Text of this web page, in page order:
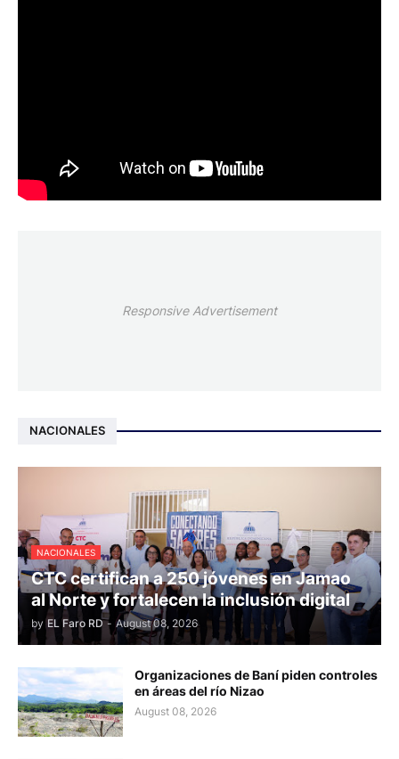
Responsive Advertisement
NACIONALES
NACIONALES
CTC certifican a 250 jóvenes en Jamao
al Norte y fortalecen la inclusión digital
by EL Faro RD - August 08, 2026
Organizaciones de Baní piden controles
en áreas del río Nizao
August 08, 2026